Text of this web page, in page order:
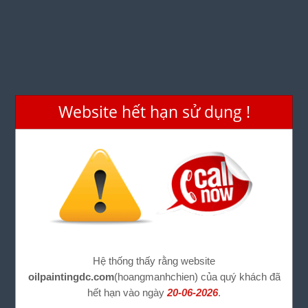
Website hết hạn sử dụng !
Hệ thống thấy rằng website
oilpaintingdc.com(hoangmanhchien) của quý khách đã
hết hạn vào ngày20-06-2026.